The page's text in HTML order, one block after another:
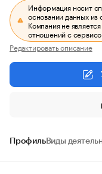
Информация носит
основании данных из
Компания не
отношений с
Редактировать описание
ПрофильВиды